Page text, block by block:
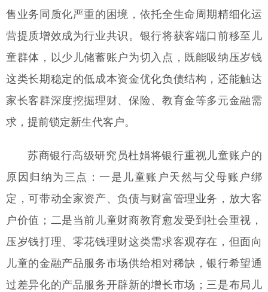
售业务同质化严重的困境，依托全生命周期精细化运
营提质增效成为行业共识。银行将获客端口前移至儿
童群体，以少儿储蓄账户为切入点，既能吸纳压岁钱
这类长期稳定的低成本资金优化负债结构，还能触达
家长客群深度挖掘理财、保险、教育金等多元金融需
求，提前锁定新生代客户。
苏商银行高级研究员杜娟将银行重视儿童账户的
原因归纳为三点：一是儿童账户天然与父母账户绑
定，可带动全家资产、负债与财富管理业务，放大客
户价值；二是当前儿童财商教育愈发受到社会重视，
压岁钱打理、零花钱理财这类需求客观存在，但面向
儿童的金融产品服务市场供给相对稀缺，银行希望通
过差异化的产品服务开辟新的增长市场；三是布局儿